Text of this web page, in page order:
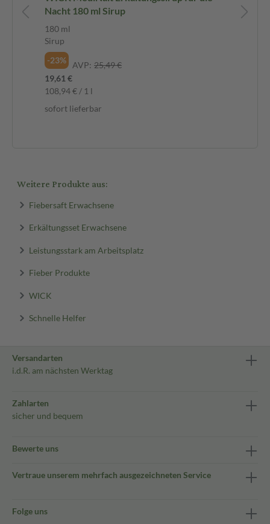
Nacht 180 ml Sirup
180 ml
Sirup
-23%
AVP: 25,49 €
19,61 €
108,94 € / 1 l
sofort lieferbar
Weitere Produkte aus:
Fiebersaft Erwachsene
Erkältungsset Erwachsene
Leistungsstark am Arbeitsplatz
Fieber Produkte
WICK
Schnelle Helfer
Versandarten
i.d.R. am nächsten Werktag
Zahlarten
sicher und bequem
Bewerte uns
Vertraue unserem mehrfach ausgezeichneten Service
Folge uns